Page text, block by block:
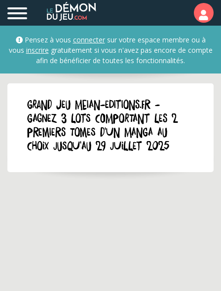
Pensez à vous connectersur votre espace membre ou à
vous inscrire gratuitement si vous n'avez pas encore de compte
afin de bénéficier de toutes les fonctionnalités.
GRAND JEU meian-editions.fr -
Gagnez 3 lots comportant les 2
premiers tomes d'un manga au
choix jusqu'au 29 juillet 2025